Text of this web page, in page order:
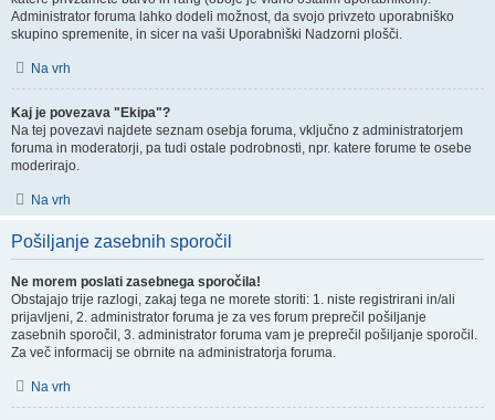
Administrator foruma lahko dodeli možnost, da svojo privzeto uporabniško
skupino spremenite, in sicer na vaši Uporabniški Nadzorni plošči.
Na vrh
Kaj je povezava "Ekipa"?
Na tej povezavi najdete seznam osebja foruma, vključno z administratorjem
foruma in moderatorji, pa tudi ostale podrobnosti, npr. katere forume te osebe
moderirajo.
Na vrh
Pošiljanje zasebnih sporočil
Ne morem poslati zasebnega sporočila!
Obstajajo trije razlogi, zakaj tega ne morete storiti: 1. niste registrirani in/ali
prijavljeni, 2. administrator foruma je za ves forum preprečil pošiljanje
zasebnih sporočil, 3. administrator foruma vam je preprečil pošiljanje sporočil.
Za več informacij se obrnite na administratorja foruma.
Na vrh